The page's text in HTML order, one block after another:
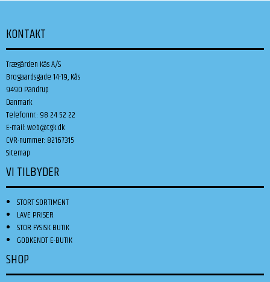
KONTAKT
Trægården Kås A/S
Brogaardsgade 14-19, Kås
9490 Pandrup
Danmark
Telefonnr.: 98 24 52 22
E-mail:web@tgk.dk
CVR-nummer: 82167315
Sitemap
VI TILBYDER
STORT SORTIMENT
LAVE PRISER
STOR FYSISK BUTIK
GODKENDT E-BUTIK
SHOP